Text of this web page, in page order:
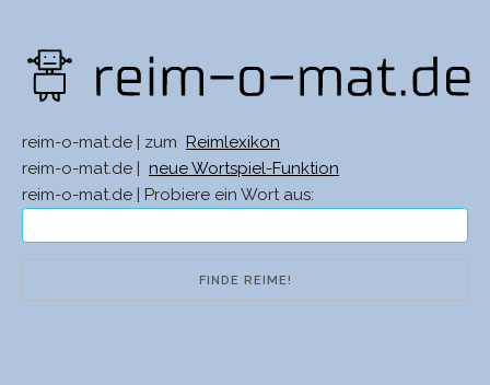
reim-o-mat.de | zum
Reimlexikon
reim-o-mat.de |
neue Wortspiel-Funktion
reim-o-mat.de | Probiere ein Wort aus: